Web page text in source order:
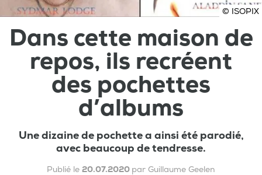
© ISOPIX
Dans cette maison de
repos, ils recréent
des pochettes
d’albums
Une dizaine de pochette a ainsi été parodié,
avec beaucoup de tendresse.
Publié le 20.07.2020 par Guillaume Geelen